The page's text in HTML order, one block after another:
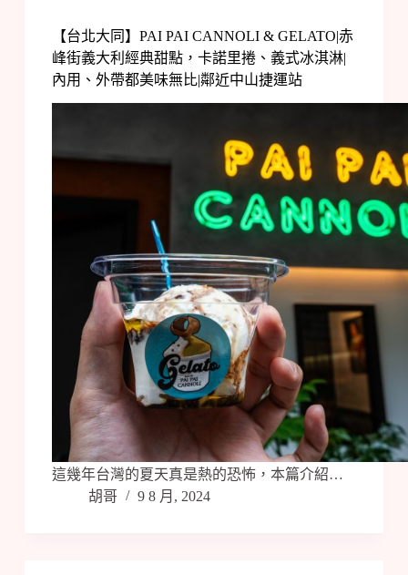
【台北大同】PAI PAI CANNOLI & GELATO|赤
峰街義大利經典甜點，卡諾里捲、義式冰淇淋|
內用、外帶都美味無比|鄰近中山捷運站
這幾年台灣的夏天真是熱的恐怖，本篇介紹…
胡哥
9 8 月, 2024